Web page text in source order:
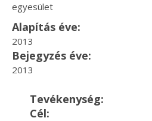
egyesület
Alapítás éve:
2013
Bejegyzés éve:
2013
Tevékenység:
Cél: